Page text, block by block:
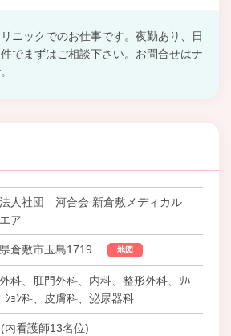
ニックでのお仕事です。夜勤あり、日
でまずはご相談下さい。お問合せはナ
人社団 河合会 新倉敷メディカル
ア
倉敷市玉島1719 地図
科、肛門外科、内科、整形外科、ﾘﾊ
ｼｮﾝ科、皮膚科、泌尿器科
内看護師13名位)